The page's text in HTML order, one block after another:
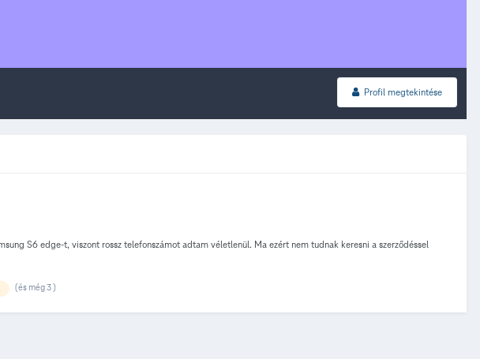
Profil megtekintése
S6 edge-t, viszont rossz telefonszámot adtam véletlenül. Ma ezért nem tudnak keresni a szerződéssel
(és még 3 )